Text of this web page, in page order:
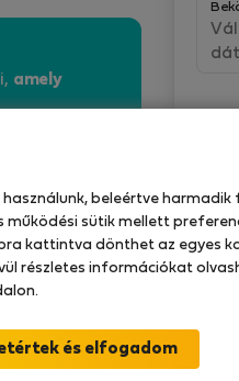
amely
nappalival
P&O
beleértve harmadik
működési sütik mellett
kattintva dönthet az egyes
részletes információkat